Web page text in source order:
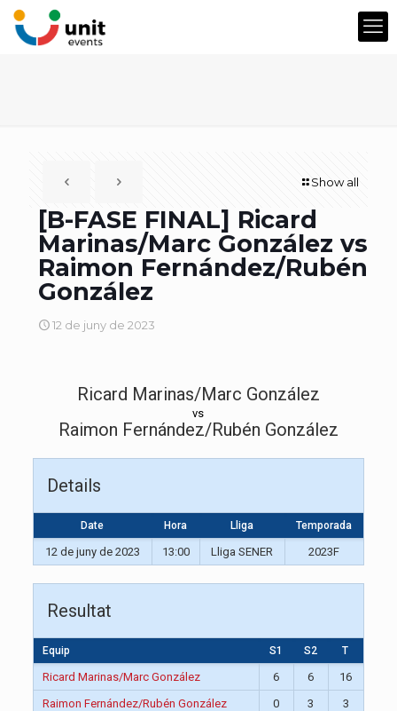
Show all
[B-FASE FINAL] Ricard
Marinas/Marc González vs
Raimon Fernández/Rubén
González
12 de juny de 2023
Ricard Marinas/Marc González
vs
Raimon Fernández/Rubén González
Details
Date Hora Lliga Temporada
12 de juny de 2023 13:00 Lliga SENER 2023F
Resultat
Equip S1 S2 T
Ricard Marinas/Marc González 6 6
16
Raimon Fernández/Rubén González
0 3 3